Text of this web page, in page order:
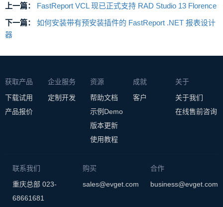
上一篇：
FastReport VCL 现已正式支持 RAD Studio 13 Florence
下一篇：
如何安装带有预安装插件的 FastReport .NET 报表设计
器
获取产品
下载试用
产品报价
企业服务
定制开发
资源
帮助文档
示例Demo
版本更新
使用教程
成就
客户
关于
关于我们
在线售前咨询
联系我们
重庆总部 023-
68661681
购买
sales@evget.com
合作
business@evget.com